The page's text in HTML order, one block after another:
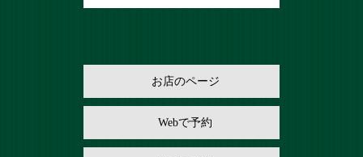
お店のページ
Webで予約